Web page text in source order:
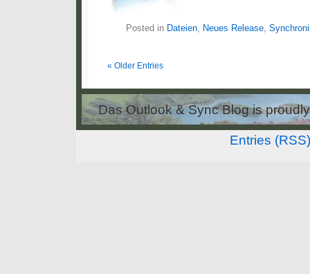
Posted in Dateien, Neues Release,
« Older Entries
Das Outlook & Sync Blog is
Entries (RSS)